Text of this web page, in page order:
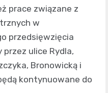
prace związane z
w
przedsięwzięcia
ulice Rydla,
Bronowicką i
kontynuowane do